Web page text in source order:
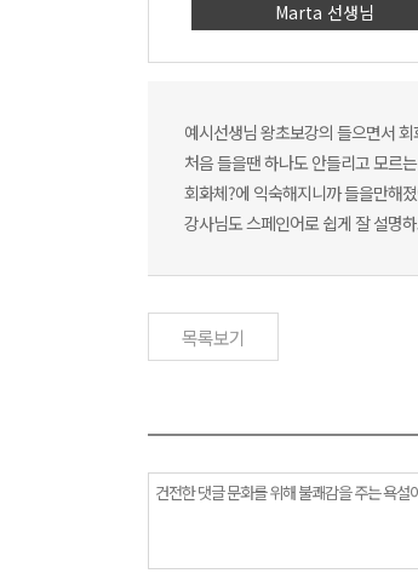
Marta 선생님
예시선생님 왕초보강의 들으면서
처음 들을땐 하나도 안들리고 모르
회화체?에 익숙해지니까 들을만해
강사님도 스페인어로 쉽게 잘 설명
목록보기